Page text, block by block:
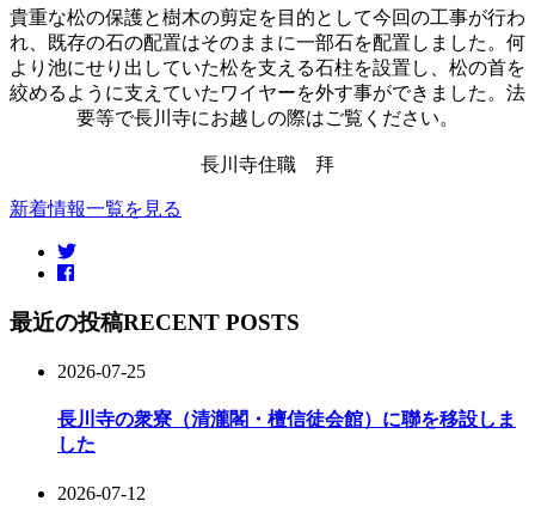
貴重な松の保護と樹木の剪定を目的として今回の工事が行わ
れ、既存の石の配置はそのままに一部石を配置しました。何
より池にせり出していた松を支える石柱を設置し、松の首を
絞めるように支えていたワイヤーを外す事ができました。法
要等で長川寺にお越しの際はご覧ください。
長川寺住職 拜
新着情報一覧を見る
最近の投稿RECENT POSTS
2026-07-25
長川寺の衆寮（清瀧閣・檀信徒会館）に聯を移設しま
した
2026-07-12